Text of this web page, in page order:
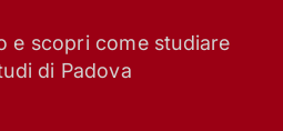
e scopri come studiare
di Padova